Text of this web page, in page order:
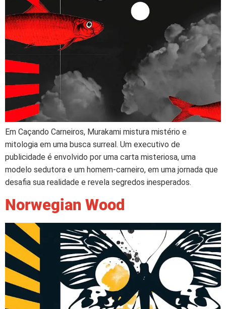
Em Caçando Carneiros, Murakami mistura mistério e
mitologia em uma busca surreal. Um executivo de
publicidade é envolvido por uma carta misteriosa, uma
modelo sedutora e um homem-carneiro, em uma jornada que
desafia sua realidade e revela segredos inesperados.
Norwegian Wood